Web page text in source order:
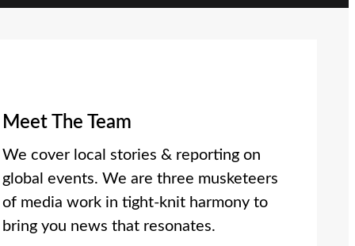
Meet The Team
We cover local stories & reporting on
global events. We are three musketeers
of media work in tight-knit harmony to
bring you news that resonates.